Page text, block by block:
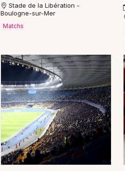
Stade de la Libération -
Boulogne-sur-Mer
Matchs